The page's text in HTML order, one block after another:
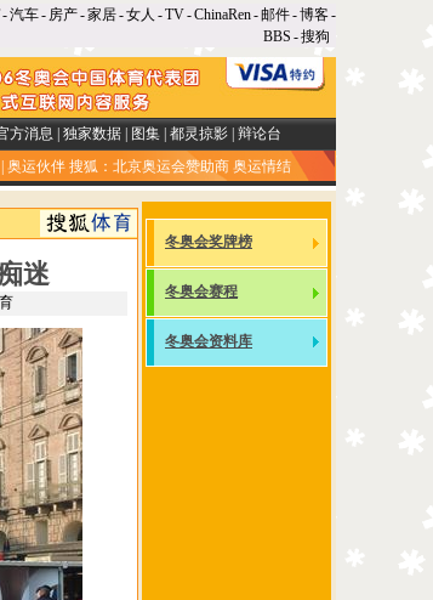
-汽车- 房产-家居-女人 -TV-ChinaRen-邮件-博客-
BBS -搜狗
方消息 独家数据| 图集| 都灵掠影| 辩论台
奥运伙伴 搜狐：北京奥运会赞助商 奥运情结
迷
冬奥会奖牌榜
冬奥会赛程
冬奥会资料库